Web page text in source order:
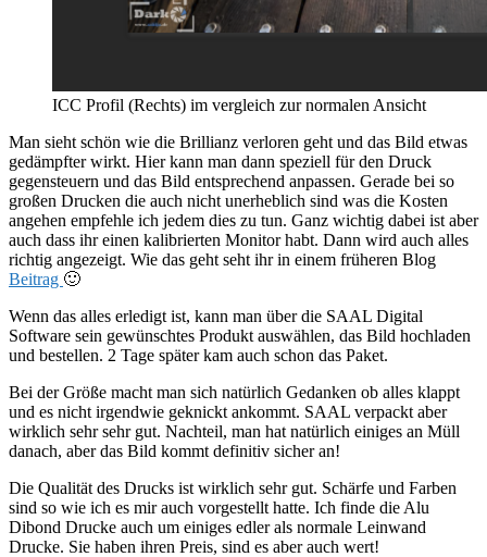
ICC Profil (Rechts) im vergleich zur normalen Ansicht
Man sieht schön wie die Brillianz verloren geht und das Bild etwas
gedämpfter wirkt. Hier kann man dann speziell für den Druck
gegensteuern und das Bild entsprechend anpassen. Gerade bei so
großen Drucken die auch nicht unerheblich sind was die Kosten
angehen empfehle ich jedem dies zu tun. Ganz wichtig dabei ist aber
auch dass ihr einen kalibrierten Monitor habt. Dann wird auch alles
richtig angezeigt. Wie das geht seht ihr in einem früheren Blog
Beitrag 🙂
Wenn das alles erledigt ist, kann man über die SAAL Digital
Software sein gewünschtes Produkt auswählen, das Bild hochladen
und bestellen. 2 Tage später kam auch schon das Paket.
Bei der Größe macht man sich natürlich Gedanken ob alles klappt
und es nicht irgendwie geknickt ankommt. SAAL verpackt aber
wirklich sehr sehr gut. Nachteil, man hat natürlich einiges an Müll
danach, aber das Bild kommt definitiv sicher an!
Die Qualität des Drucks ist wirklich sehr gut. Schärfe und Farben
sind so wie ich es mir auch vorgestellt hatte. Ich finde die Alu
Dibond Drucke auch um einiges edler als normale Leinwand
Drucke. Sie haben ihren Preis, sind es aber auch wert!